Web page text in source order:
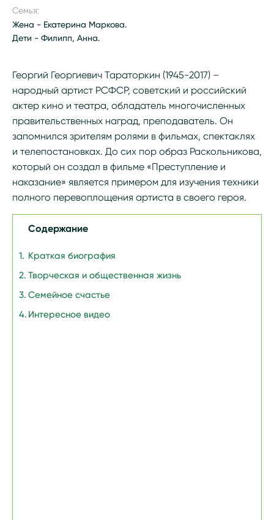
Семья:
Жена - Екатерина Маркова.
Дети - Филипп, Анна.
Георгий Георгиевич Тараторкин (1945-2017) –
народный артист РСФСР, советский и российский
актер кино и театра, обладатель многочисленных
правительственных наград, преподаватель. Он
запомнился зрителям ролями в фильмах, спектаклях
и телепостановках. До сих пор образ Раскольникова,
который он создал в фильме «Преступление и
наказание» является примером для изучения техники
полного перевоплощения артиста в своего героя.
Содержание
Краткая биография
Творческая и общественная жизнь
Семейное счастье
Интересное видео